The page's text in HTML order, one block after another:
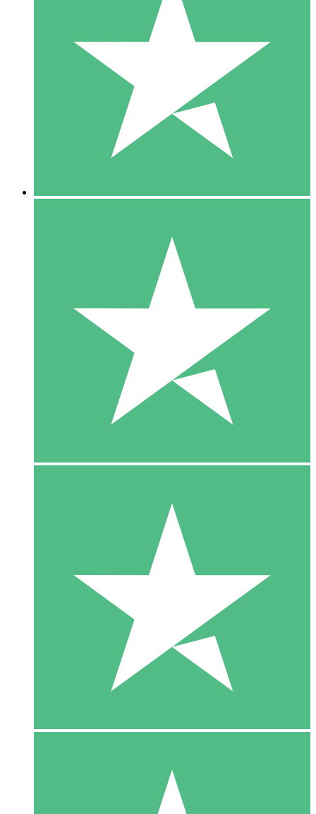
Pacchetti di Crediti Individuali
Paga a consumo con crediti di download. Nessun impegno
1 Download
10
US$1500
10 Download
20